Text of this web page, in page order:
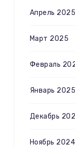
Апрель 2025
Март 2025
Февраль
Январь 2025
Декабрь
Ноябрь 2024